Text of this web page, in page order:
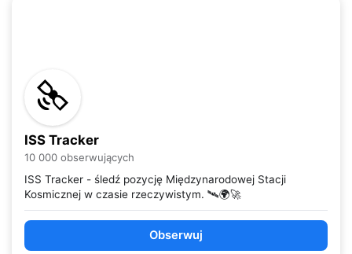
ISS Tracker
10 000 obserwujących
ISS Tracker - śledź pozycję Międzynarodowej Stacji
Kosmicznej w czasie rzeczywistym. 🛰️🌍🚀
Obserwuj